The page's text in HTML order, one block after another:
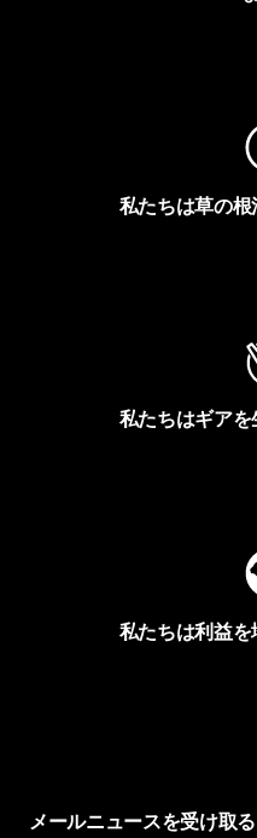
私たちは草の根
私たちはギアを
私たちは利益を
メールニュースを受け取る